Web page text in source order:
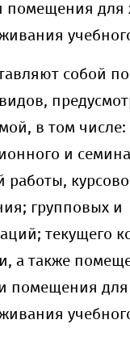
помещения для
собой
в том числе:
и
работы,
групповых и
текущего
а также
помещения